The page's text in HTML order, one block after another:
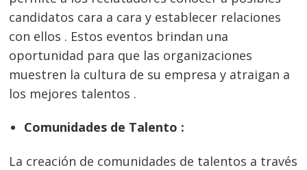
candidatos cara a cara y establecer relaciones
con ellos . Estos eventos brindan una
oportunidad para que las organizaciones
muestren la cultura de su empresa y atraigan a
los mejores talentos .
Comunidades de Talento :
La creación de comunidades de talentos a través